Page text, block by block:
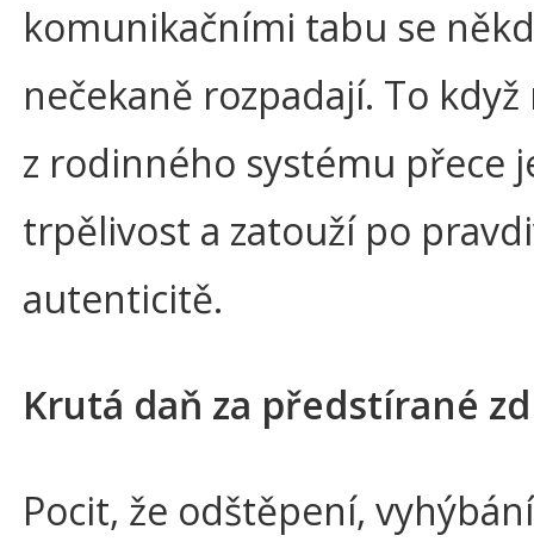
komunikačními tabu se
nečekaně rozpadají. To
z rodinného systému přece
trpělivost a zatouží po
autenticitě.
Krutá daň za předstírané
Pocit, že odštěpení,